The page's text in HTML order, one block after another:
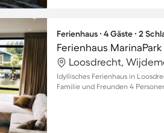
Ferienhaus ∙ 4 Gäste ∙ 2
Ferienhaus
Loosdrecht,
Idyllisches Ferienhaus in
Familie und Freunden 4